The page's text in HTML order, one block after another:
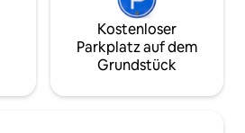
Kostenloser
Parkplatz auf dem
Grundstück